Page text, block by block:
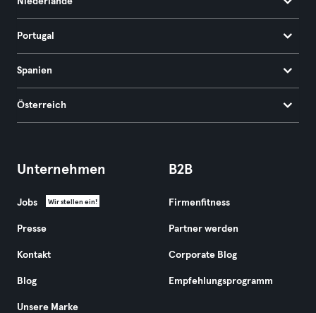
Portugal
Spanien
Österreich
Unternehmen
Jobs Wir stellen ein!
Presse
Kontakt
Blog
Unsere Marke
B2B
Firmenfitness
Partner werden
Corporate Blog
Empfehlungsprogramm